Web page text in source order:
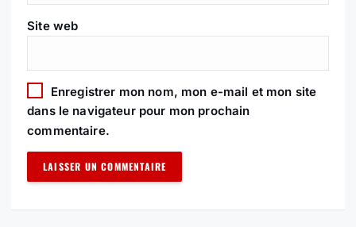
R
T
I
C
L
E
Site web
Enregistrer mon nom, mon e-mail et mon site
dans le navigateur pour mon prochain
commentaire.